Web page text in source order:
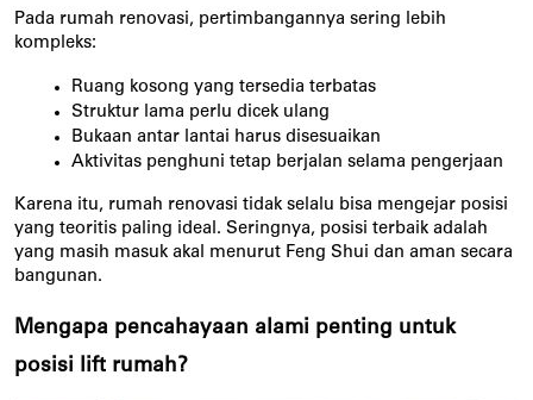
Pada rumah renovasi, pertimbangannya sering lebih
kompleks:
Ruang kosong yang tersedia terbatas
Struktur lama perlu dicek ulang
Bukaan antar lantai harus disesuaikan
Aktivitas penghuni tetap berjalan selama pengerjaan
Karena itu, rumah renovasi tidak selalu bisa mengejar posisi
yang teoritis paling ideal. Seringnya, posisi terbaik adalah
yang masih masuk akal menurut Feng Shui dan aman secara
bangunan.
Mengapa pencahayaan alami penting untuk
posisi lift rumah?